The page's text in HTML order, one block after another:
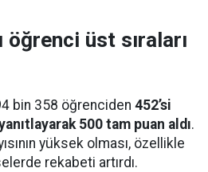
öğrenci üst sıraları
bin 358 öğrenciden 452’si
500 tam puan aldı.
yüksek olması, özellikle
rekabeti artırdı.